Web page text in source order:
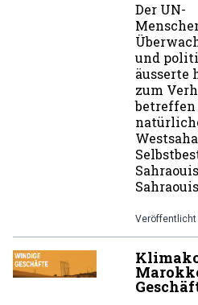
Der UN-
und
äusserte
zum
Veröffentlicht